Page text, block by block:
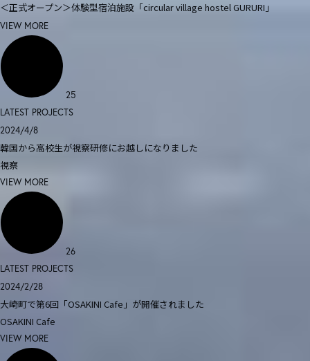
＜正式オープン＞体験型宿泊施設「circular village hostel GURURI」
VIEW MORE
25
LATEST PROJECTS
2024/4/8
韓国から高校生が視察研修にお越しになりました
視察
VIEW MORE
26
LATEST PROJECTS
2024/2/28
大崎町で第6回「OSAKINI Cafe」が開催されました
OSAKINI Cafe
VIEW MORE